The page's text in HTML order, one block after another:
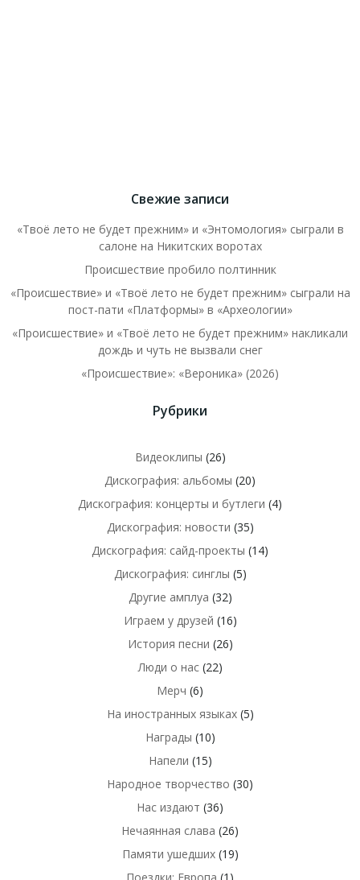
Свежие записи
«Твоё лето не будет прежним» и «Энтомология» сыграли в
салоне на Никитских воротах
Происшествие пробило полтинник
«Происшествие» и «Твоё лето не будет прежним» сыграли на
пост-пати «Платформы» в «Археологии»
«Происшествие» и «Твоё лето не будет прежним» накликали
дождь и чуть не вызвали снег
«Происшествие»: «Вероника» (2026)
Рубрики
Видеоклипы (26)
Дискография: альбомы (20)
Дискография: концерты и бутлеги (4)
Дискография: новости (35)
Дискография: сайд-проекты (14)
Дискография: синглы (5)
Другие амплуа (32)
Играем у друзей (16)
История песни (26)
Люди о нас(22)
Мерч (6)
На иностранных языках(5)
Награды (10)
Напели (15)
Народное творчество (30)
Нас издают (36)
Нечаянная слава (26)
Памяти ушедших(19)